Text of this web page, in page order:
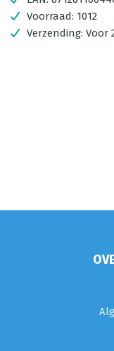
Voorraad: 1012
Verzending: Voor